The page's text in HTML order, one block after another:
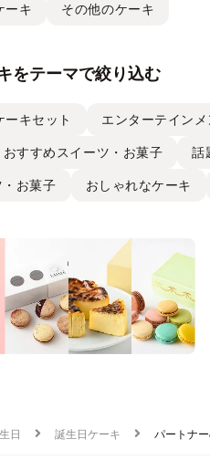
ーキ その他のケーキ
をテーマで絞り込む
ーキセット エンターテイン
おすすめスイーツ・お菓子 話
お菓子 おしゃれなケーキ
日 誕生日ケーキ パートナ